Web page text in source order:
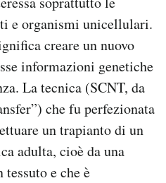
e organismi unicellulari.
creare un nuovo
informazioni genetiche
La tecnica (SCNT, da
che fu perfezionata
un trapianto di un
adulta, cioè da una
e che è